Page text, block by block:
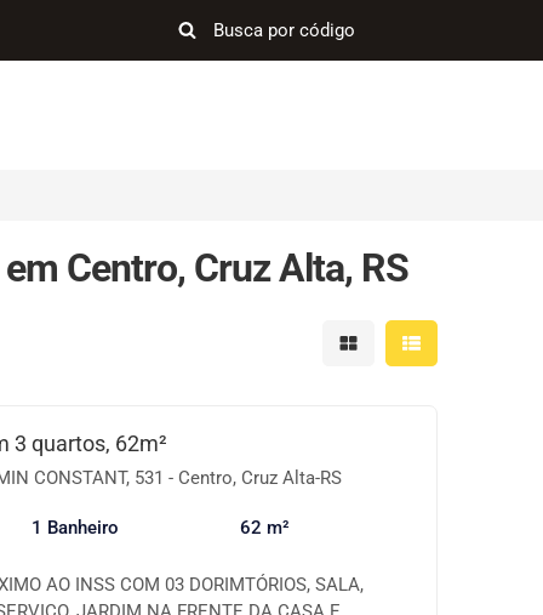
Centro, Cruz Alta, RS
Mostrar resultados em
Mostrar
3 quartos, 62m²
CONSTANT, 531 - Centro, Cruz Alta-RS
1 Banheiro 62 m²
AO INSS COM 03 DORIMTÓRIOS, SALA,